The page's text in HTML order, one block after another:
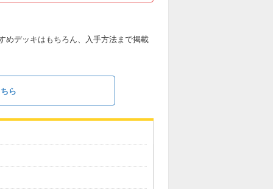
めデッキはもちろん、入手方法まで掲載
ら